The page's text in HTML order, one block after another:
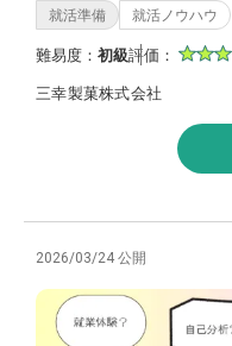
就活準備 就活ノウハウ
難易度： 初級評価：
三幸製菓株式会社
2026/03/24 公開